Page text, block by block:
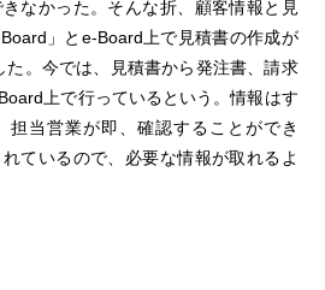
なかった。そんな折、顧客情報と見
」とe-Board上で見積書の作成が
た。今では、見積書から発注書、請求
上で行っているという。情報はす
担当営業が即、確認することができ
ているので、必要な情報が取れるよ